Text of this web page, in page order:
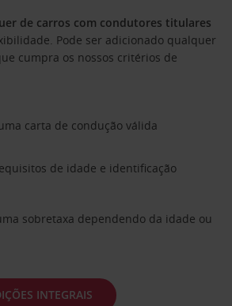
de carros com condutores titulares
Pode ser adicionado qualquer
cumpra os nossos critérios de
carta de condução válida
de idade e identificação
sobretaxa dependendo da idade ou
INTEGRAIS